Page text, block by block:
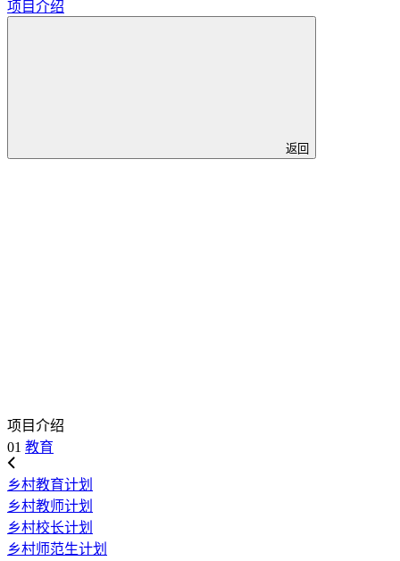
项目介绍
返回
项目介绍
01 教育
乡村教育计划
乡村教师计划
乡村校长计划
乡村师范生计划